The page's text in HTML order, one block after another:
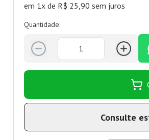
em 1x de R$ 25,90 sem juros
Quantidade:
Consulte